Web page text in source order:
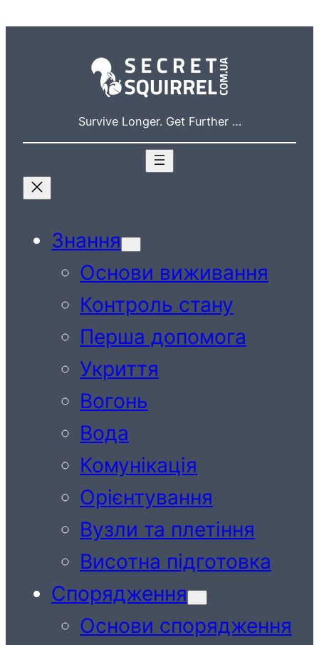
Survive Longer. Get Further …
Знання
Основи виживання
Контроль стану
Перша допомога
Укриття
Вогонь
Вода
Комунікація
Орієнтування
Вузли та плетіння
Висотна підготовка
Спорядження
Основи спорядження